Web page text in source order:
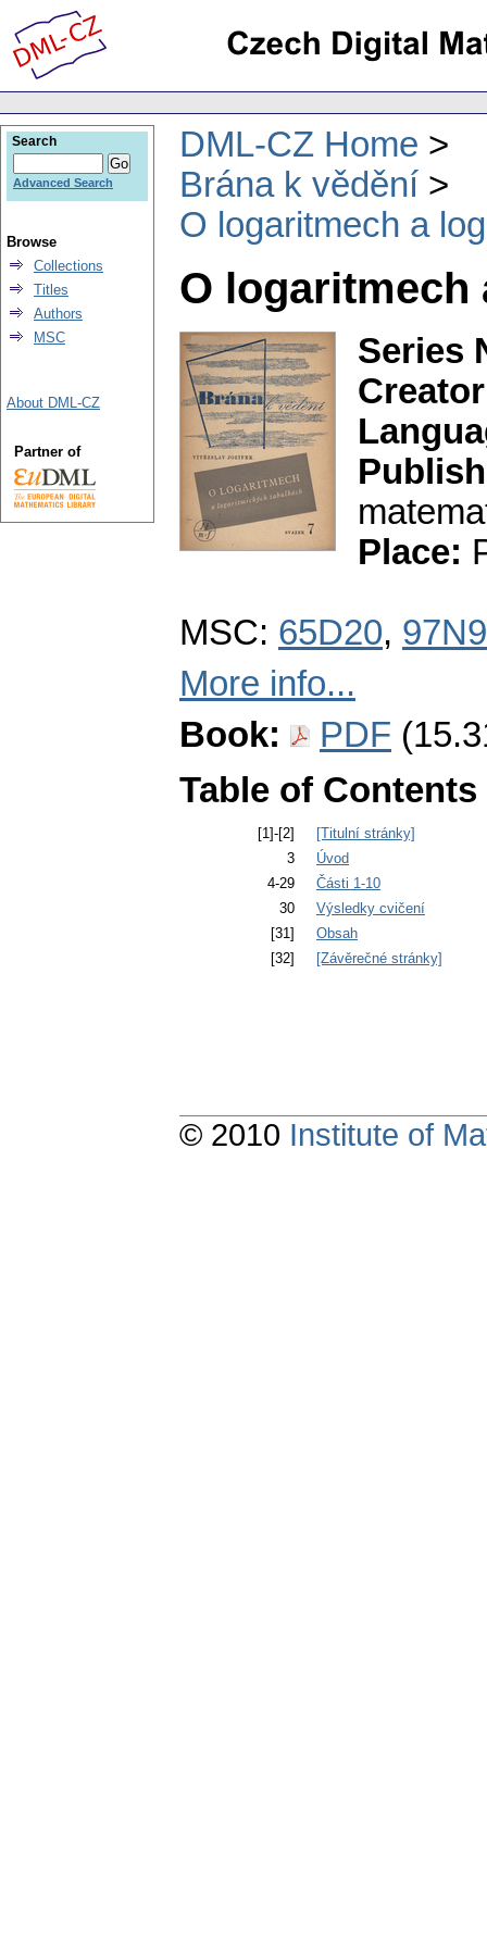
DML-CZ Home
Brána k vědění
O logaritmech a
O
Series
Place:
MSC: 65D20,
More info...
Book:
PDF
Table of Contents
[1]-[2]
[Titulní stránky]
3
Úvod
4-29
Části 1-10
30
Výsledky cvičení
[31]
Obsah
[32]
[Závěrečné stránky]
Search
Advanced Search
Browse
Collections
Titles
Authors
MSC
About DML-CZ
Partner of
© 2010 Institute of